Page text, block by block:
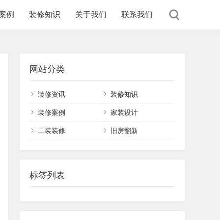
例 装修知识 关于我们 联系我们
网站分类
装修资讯 装修知识
装修案例 家装设计
工装装修 旧房翻新
标签列表